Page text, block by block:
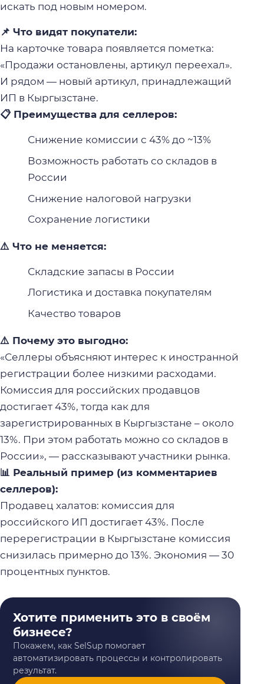
искать под новым номером.
📌 Что видят покупатели:
На карточке товара появляется пометка:
«Продажи остановлены, артикул переехал».
И рядом — новый артикул, принадлежащий
ИП в Кыргызстане.
📋 Преимущества для селлеров:
Снижение комиссии с 43% до ~13%
Возможность работать со складов в
России
Снижение налоговой нагрузки
Сохранение логистики
⚠️ Что не меняется:
Складские запасы в России
Логистика и доставка покупателям
Качество товаров
⚠️ Почему это выгодно:
«Селлеры объясняют интерес к иностранной
регистрации более низкими расходами.
Комиссия для российских продавцов
достигает 43%, тогда как для
зарегистрированных в Кыргызстане – около
13%. При этом работать можно со складов в
России», — рассказывают участники рынка.
📊 Реальный пример (из комментариев
селлеров):
Продавец халатов: комиссия для
российского ИП достигает 43%. После
перерегистрации в Кыргызстане комиссия
снизилась примерно до 13%. Экономия — 30
процентных пунктов.
Хотите применить это в своём
бизнесе?
Покажем, как SelSup помогает
автоматизировать процессы и контролировать
результат.